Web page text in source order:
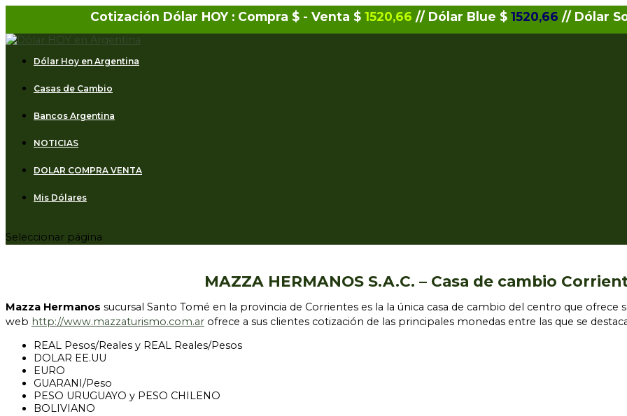
Cotización Dólar HOY : Compra $ - Venta $ 1520,66 // Dólar Blue $ 1520,66 // Dólar
Dólar Hoy en Argentina
Casas de Cambio
Bancos Argentina
NOTICIAS
DOLAR COMPRA VENTA
Mis Dólares
Seleccionar página
MAZZA HERMANOS S.A.C. – Casa de cambio
Mazza Hermanos sucursal Santo Tomé en la provincia de Corrientes es la la única casa de cambio del centro que ofrece
web http://www.mazzaturismo.com.ar ofrece a sus clientes cotización de las principales monedas entre las que se
REAL Pesos/Reales y REAL Reales/Pesos
DOLAR EE.UU
EURO
GUARANI/Peso
PESO URUGUAYO y PESO CHILENO
BOLIVIANO